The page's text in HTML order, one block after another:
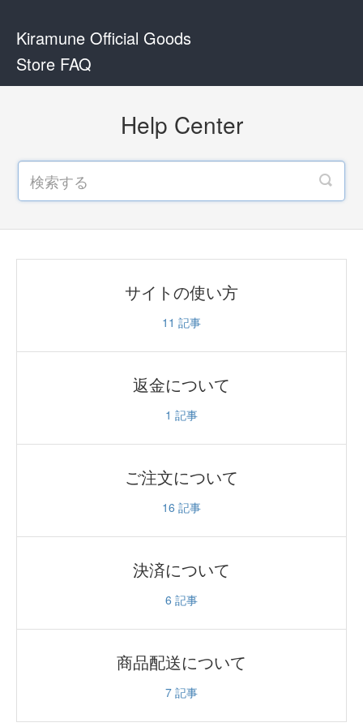
Kiramune Official Goods
Store FAQ
Help Center
サイトの使い方
11 記事
返金について
1 記事
ご注文について
16 記事
決済について
6 記事
商品配送について
7 記事